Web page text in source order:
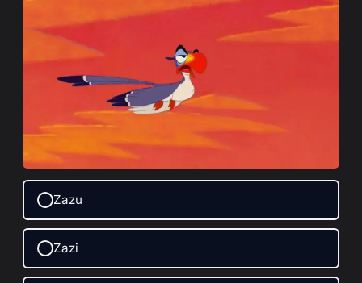
Zazu
Zazi